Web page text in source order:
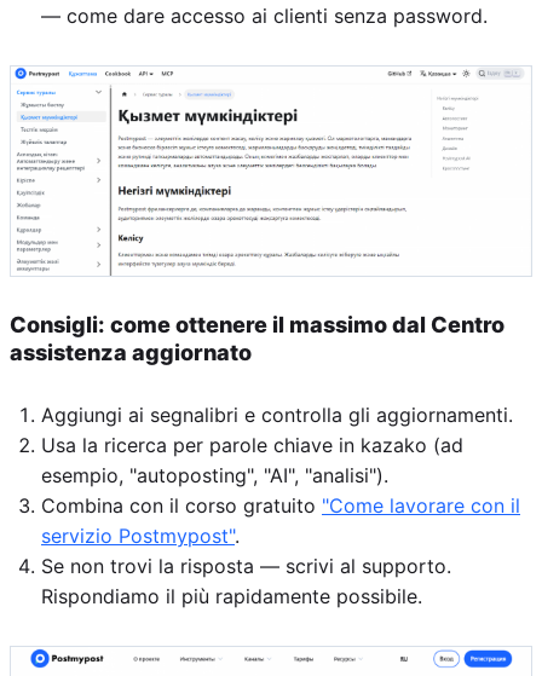
— come dare accesso ai clienti senza password.
Consigli: come ottenere il massimo dal Centro
assistenza aggiornato
Aggiungi ai segnalibri e controlla gli aggiornamenti.
Usa la ricerca per parole chiave in kazako (ad
esempio, "autoposting", "AI", "analisi").
Combina con il corso gratuito "Come lavorare con il
servizio Postmypost".
Se non trovi la risposta — scrivi al supporto.
Rispondiamo il più rapidamente possibile.